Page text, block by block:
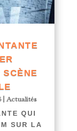
SCÈNE
|Actualités
QUI
SUR LA